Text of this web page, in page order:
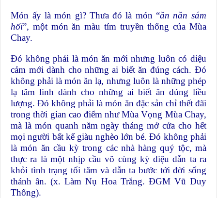
Món ấy là món gì? Thưa đó là món “ăn năn sám
hối”, một món ăn màu tím truyền thống của Mùa
Chay.
Đó không phải là món ăn mới nhưng luôn có diệu
cảm mới dành cho những ai biết ăn đúng cách. Đó
không phải là món ăn lạ, nhưng luôn là những phép
lạ tâm linh dành cho những ai biết ăn đúng liều
lượng. Đó không phải là món ăn đặc sản chỉ thết đãi
trong thời gian cao điểm như Mùa Vọng Mùa Chay,
mà là món quanh năm ngày tháng mở cửa cho hết
mọi người bất kể giàu nghèo lớn bé. Đó không phải
là món ăn cầu kỳ trong các nhà hàng quý tộc, mà
thực ra là một nhịp cầu vô cùng kỳ diệu dẫn ta ra
khỏi tình trạng tối tăm và dẫn ta bước tới đời sống
thánh ân. (x. Làm Nụ Hoa Trắng. ĐGM Vũ Duy
Thống).